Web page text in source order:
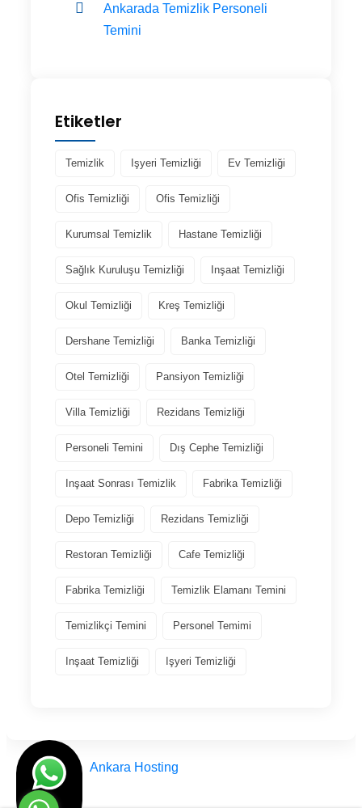
Ankarada Temizlik Personeli
Temini
Etiketler
Temizlik Işyeri Temizliği Ev Temizliği
Ofis Temizliği Ofis Temizliği
Kurumsal Temizlik Hastane Temizliği
Sağlık Kuruluşu Temizliği Inşaat Temizliği
Okul Temizliği Kreş Temizliği
Dershane Temizliği Banka Temizliği
Otel Temizliği Pansiyon Temizliği
Villa Temizliği Rezidans Temizliği
Personeli Temini Dış Cephe Temizliği
Inşaat Sonrası Temizlik Fabrika Temizliği
Depo Temizliği Rezidans Temizliği
Restoran Temizliği Cafe Temizliği
Fabrika Temizliği Temizlik Elamanı Temini
Temizlikçi Temini Personel Temimi
Inşaat Temizliği Işyeri Temizliği
Tasarım
Ankara Hosting
© Engin Temizlik Ankara Türkiye 2012 - 2025